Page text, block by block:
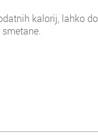
kalorij, lahko